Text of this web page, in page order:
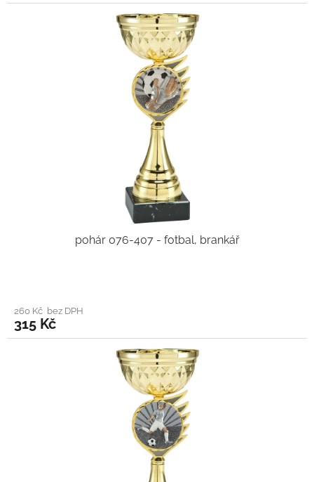
pohár 076-407 - fotbal, brankář
260 Kč bez DPH
315 Kč